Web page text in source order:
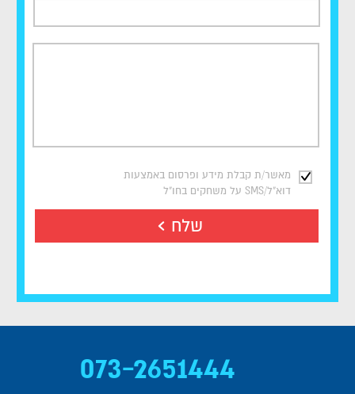
מאשר/ת קבלת מידע ופרסום באמצעות
דוא"ל/SMS על משחקים בחו"ל
שלח
073-2651444